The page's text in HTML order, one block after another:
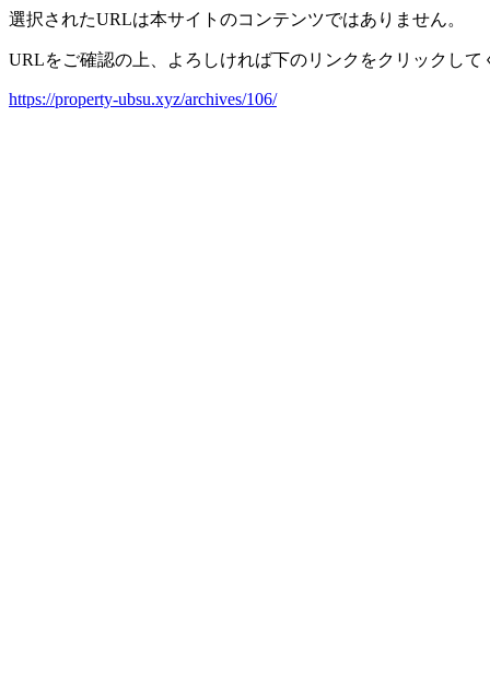
選択されたURLは本サイトのコンテンツではありません。
URLをご確認の上、よろしければ下のリンクをクリックして
https://property-ubsu.xyz/archives/106/